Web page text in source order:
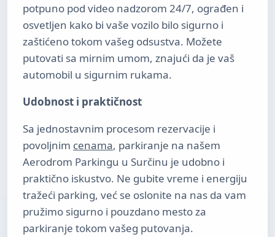
potpuno pod video nadzorom 24/7, ograđen i
osvetljen kako bi vaše vozilo bilo sigurno i
zaštićeno tokom vašeg odsustva. Možete
putovati sa mirnim umom, znajući da je vaš
automobil u sigurnim rukama.
Udobnost i praktičnost
Sa jednostavnim procesom rezervacije i
povoljnim cenama, parkiranje na našem
Aerodrom Parkingu u Surčinu je udobno i
praktično iskustvo. Ne gubite vreme i energiju
tražeći parking, već se oslonite na nas da vam
pružimo sigurno i pouzdano mesto za
parkiranje tokom vašeg putovanja.